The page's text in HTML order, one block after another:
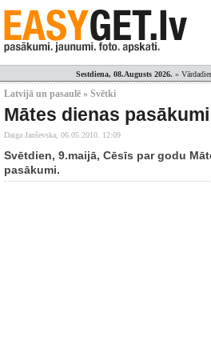
Sestdiena, 08.Augusts 2026. »
Latvijā un pasaulē » Svētki
Mātes dienas
Daiga Janševska, 06.05.2010. 12:09
Svētdien, 9.maijā, Cēsīs par godu
pasākumi.